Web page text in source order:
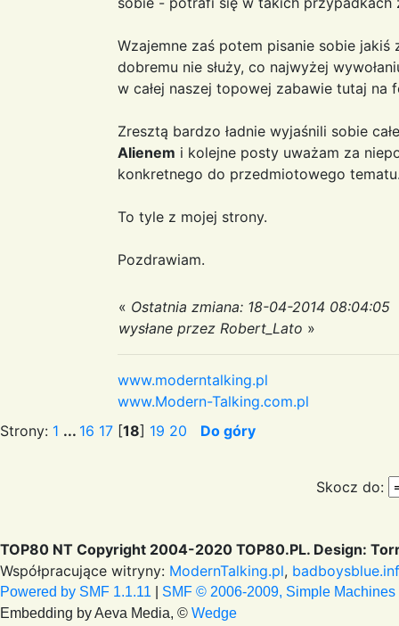
Wzajemne zaś potem pisanie sobie
dobremu nie służy, co najwyżej
w całej naszej topowej zabawie tutaj na
Zresztą bardzo ładnie wyjaśnili sobie
Alienem i kolejne posty uważam za
konkretnego do przedmiotowego
To tyle z mojej strony.
Pozdrawiam.
« Ostatnia zmiana: 18-04-2014 08:04:05
wysłane przez Robert_Lato »
www.moderntalking.pl
www.Modern-Talking.com.pl
Strony: 1 ... 16 17 [18] 19 20 Do góry
Skocz do:
TOP80 NT Copyright 2004-2020 TOP80.PL. Design:
Współpracujące witryny: ModernTalking.pl,
Powered by SMF 1.1.11
SMF © 2006-2009, Simple Machines
Embedding by Aeva Media, © Wedge